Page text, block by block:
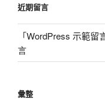
近期留言
「WordPress 示範留
言
彙整